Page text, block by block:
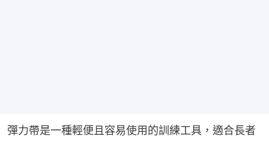
彈力帶是一種輕便且容易使用的訓練工具，適合長者